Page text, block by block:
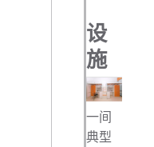
设
施
一间
典型